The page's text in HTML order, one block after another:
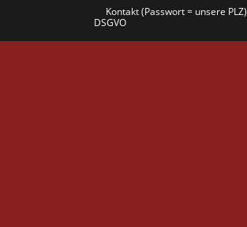
Kontakt (Passwort = unsere PLZ)
DSGVO